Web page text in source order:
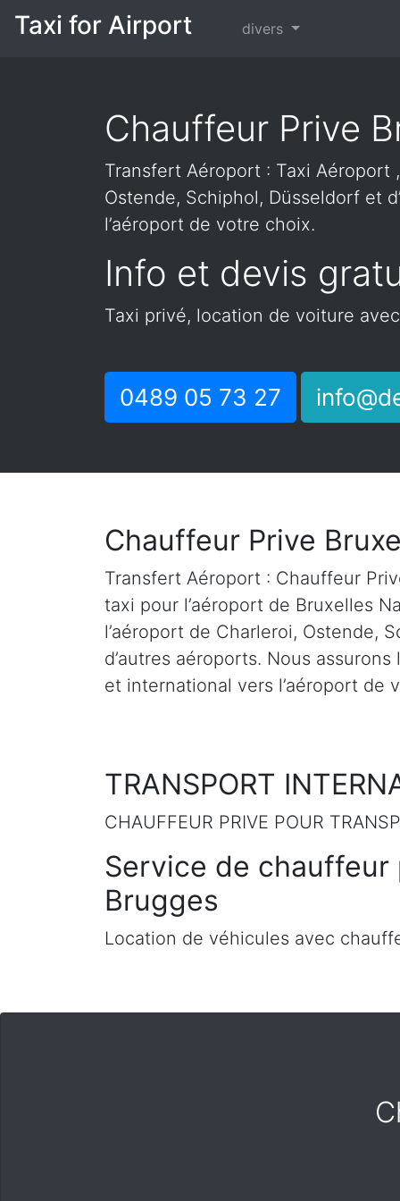
Taxi for Airport divers
Chauffeur Prive
Transfert Aéroport : Taxi Aéroport
Ostende, Schiphol, Düsseldorf et
l’aéroport de votre choix.
Info et devis
Taxi privé, location de voiture
0489 05 73 27
Chauffeur Prive
Transfert Aéroport : Chauffeur
taxi pour l’aéroport de Bruxelles
l’aéroport de Charleroi, Ostende,
d’autres aéroports. Nous
et international vers l’aéroport de
TRANSPORT
CHAUFFEUR PRIVE POUR
Service de
Brugges
Location de véhicules avec